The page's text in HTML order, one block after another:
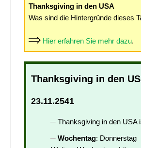
Thanksgiving in den USA
Was sind die Hintergründe dieses
Hier erfahren Sie mehr dazu.
Thanksgiving in den
23.11.2541
Thanksgiving in den USA
Wochentag: Donnerstag